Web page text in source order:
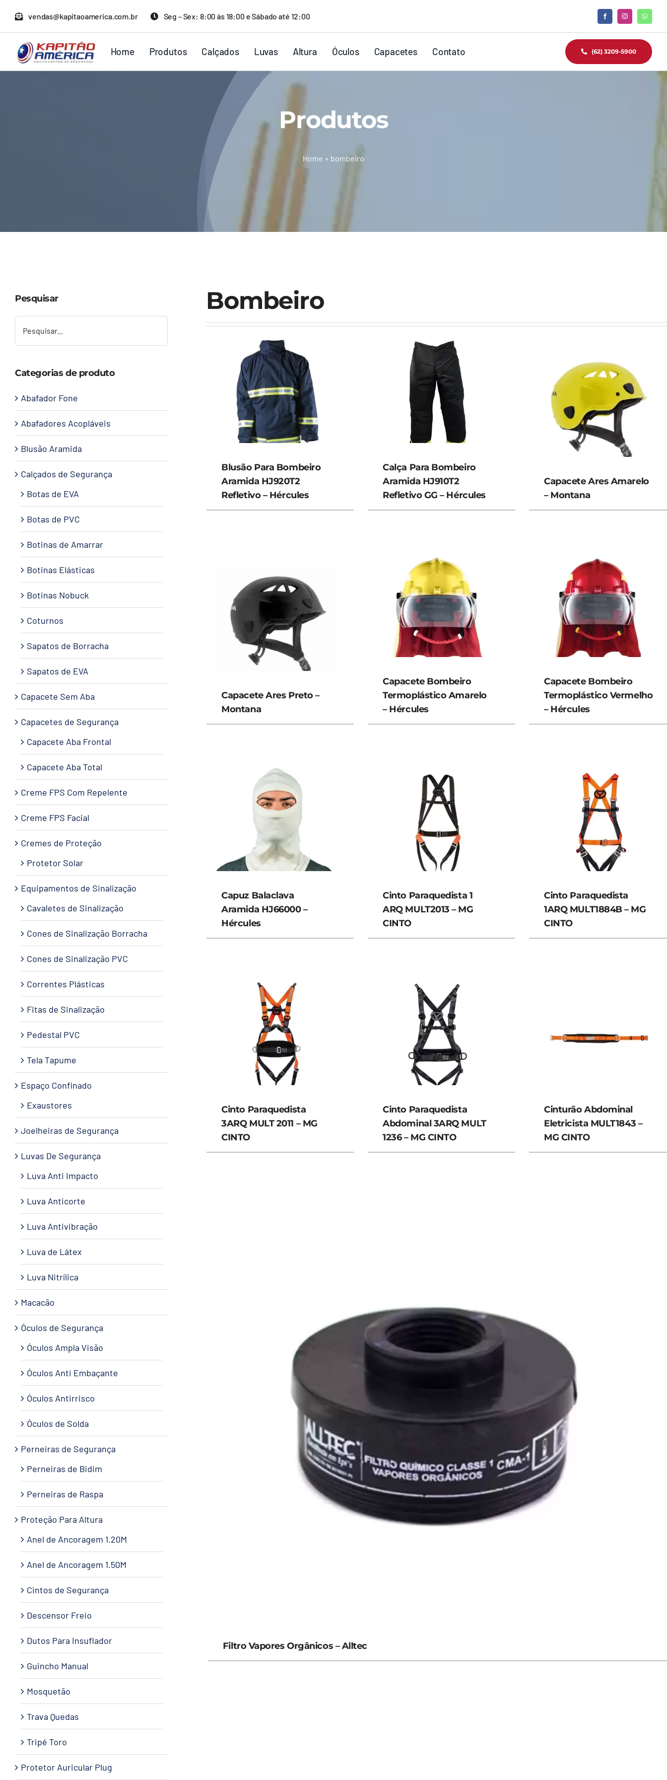
para
conteúdo
vendas@kapitaoamerica.com.br Seg – Sex: 8:00 às 18:00 e Sábado até 12:00
Home Produtos Calçados Luvas Altura Óculos Capacetes Contato (62) 3209-5900
Produtos
Home » bombeiro
Bombeiro
Blusão Para Bombeiro
Aramida HJ920T2
Refletivo – Hércules
Calça Para Bombeiro
Aramida HJ910T2
Refletivo GG – Hércules
Capacete Ares Amarelo
– Montana
Capacete Ares Preto –
Montana
Capacete Bombeiro
Termoplástico Amarelo
– Hércules
Capacete Bombeiro
Termoplástico Vermelho
– Hércules
Capuz Balaclava
Aramida HJ66000 –
Hércules
Cinto Paraquedista 1
ARQ MULT2013 – MG
CINTO
Cinto Paraquedista
1ARQ MULT1884B – MG
CINTO
Cinto Paraquedista
3ARQ MULT 2011 – MG
CINTO
Cinto Paraquedista
Abdominal 3ARQ MULT
1236 – MG CINTO
Cinturão Abdominal
Eletricista MULT1843 –
MG CINTO
Filtro Vapores Orgânicos – Alltec
Pesquisar
Categorias de produto
Abafador Fone
Abafadores Acopláveis
Blusão Aramida
Calçados de Segurança
Botas de EVA
Botas de PVC
Botinas de Amarrar
Botinas Elásticas
Botinas Nobuck
Coturnos
Sapatos de Borracha
Sapatos de EVA
Capacete Sem Aba
Capacetes de Segurança
Capacete Aba Frontal
Capacete Aba Total
Creme FPS Com Repelente
Creme FPS Facial
Cremes de Proteção
Protetor Solar
Equipamentos de Sinalização
Cavaletes de Sinalização
Cones de Sinalização Borracha
Cones de Sinalização PVC
Correntes Plásticas
Fitas de Sinalização
Pedestal PVC
Tela Tapume
Espaço Confinado
Exaustores
Joelheiras de Segurança
Luvas De Segurança
Luva Anti Impacto
Luva Anticorte
Luva Antivibração
Luva de Látex
Luva Nitrílica
Macacão
Óculos de Segurança
Óculos Ampla Visão
Óculos Anti Embaçante
Óculos Antirrisco
Óculos de Solda
Perneiras de Segurança
Perneiras de Bidim
Perneiras de Raspa
Proteção Para Altura
Anel de Ancoragem 1.20M
Anel de Ancoragem 1.50M
Cintos de Segurança
Descensor Freio
Dutos Para Insuflador
Guincho Manual
Mosquetão
Trava Quedas
Tripé Toro
Protetor Auricular Plug